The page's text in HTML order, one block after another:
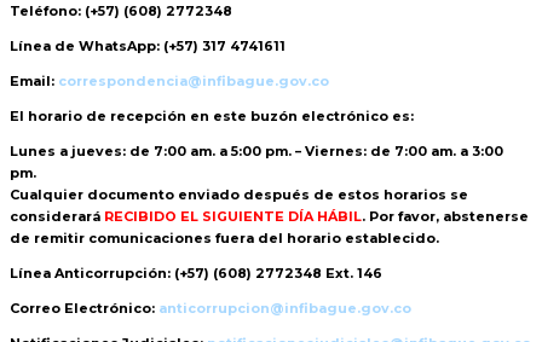
Teléfono: (+57) (608) 2772348
Línea de WhatsApp: (+57) 317 4741611
Email: correspondencia@infibague.gov.co
El horario de recepción en este buzón electrónico es:
Lunes a jueves: de 7:00 am. a 5:00 pm. – Viernes: de 7:00 am. a 3:00
pm.
Cualquier documento enviado después de estos horarios se
considerará RECIBIDO EL SIGUIENTE DÍA HÁBIL. Por favor, abstenerse
de remitir comunicaciones fuera del horario establecido.
Línea Anticorrupción: (+57) (608) 2772348 Ext. 146
Correo Electrónico: anticorrupcion@infibague.gov.co